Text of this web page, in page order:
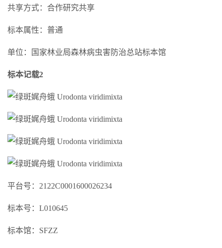
共享方式：合作研究共享
标本属性：普通
单位：国家林业局森林病虫害防治总站标本馆
标本记载2
平台号：2122C0001600026234
标本号：L010645
标本馆：SFZZ